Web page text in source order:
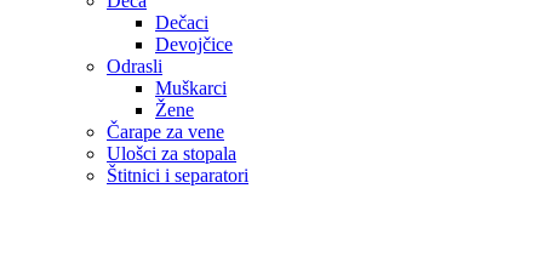
Dečaci
Devojčice
Odrasli
Muškarci
Žene
Čarape za vene
Ulošci za stopala
Štitnici i separatori